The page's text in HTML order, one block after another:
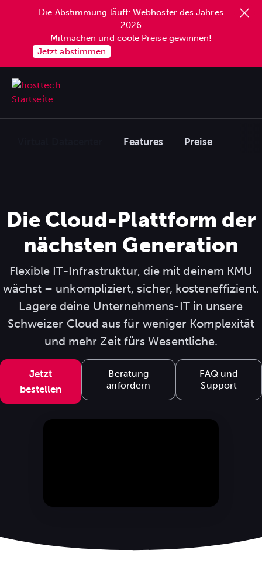
Die Abstimmung läuft: Webhoster des Jahres
2026
Mitmachen und coole Preise gewinnen!
Jetzt abstimmen
Features Preise
Die Cloud-Plattform der
nächsten Generation
Flexible IT-Infrastruktur, die mit deinem KMU
wächst – unkompliziert, sicher, kosteneffizient.
Lagere deine Unternehmens-IT in unsere
Schweizer Cloud aus für weniger Komplexität
und mehr Zeit fürs Wesentliche.
Jetzt
bestellen
Beratung
anfordern
FAQ und
Support